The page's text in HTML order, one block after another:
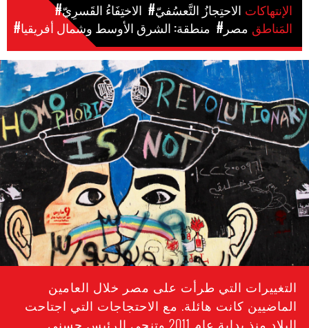
#الاختِفَاءُ القَسرِيّ
#الاحتِجازُ التَّعسُفيّ
#منطقة: الشرق الأوسط وشمال أفريقيا #مصر
#Egypt_-
_lgbti_-
_context.jpg
التغييرات التي طرأت على مصر خلال العامين
الماضيين كانت هائلة. مع الاحتجاجات التي اجتاحت
البلاد منذ بداية عام 2011 وتنحي الرئيس حسني